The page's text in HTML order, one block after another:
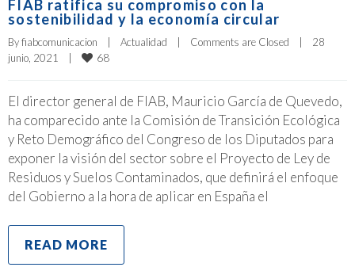
FIAB ratifica su compromiso con la
sostenibilidad y la economía circular
By fiabcomunicacion Actualidad Comments are Closed
28
junio, 2021
68
El director general de FIAB, Mauricio García de Quevedo,
ha comparecido ante la Comisión de Transición Ecológica
y Reto Demográfico del Congreso de los Diputados para
exponer la visión del sector sobre el Proyecto de Ley de
Residuos y Suelos Contaminados, que definirá el enfoque
del Gobierno a la hora de aplicar en España el
READ MORE